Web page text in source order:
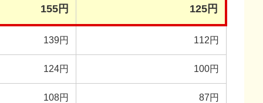
155円 125円
139円 112円
124円 100円
108円 87円